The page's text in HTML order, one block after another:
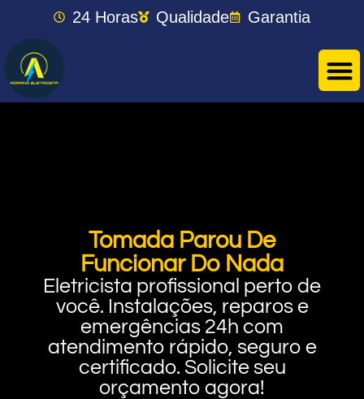
24 Horas Qualidade Garantia
Tomada Parou De
Funcionar Do Nada
Eletricista profissional perto de
você. Instalações, reparos e
emergências 24h com
atendimento rápido, seguro e
certificado. Solicite seu
orçamento agora!